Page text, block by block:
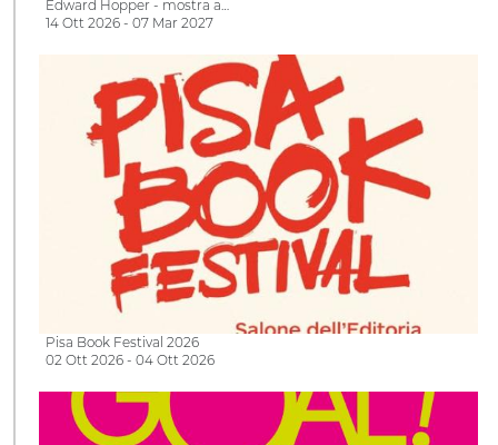
Edward Hopper - mostra a…
14 Ott 2026 - 07 Mar 2027
Pisa Book Festival 2026
02 Ott 2026 - 04 Ott 2026